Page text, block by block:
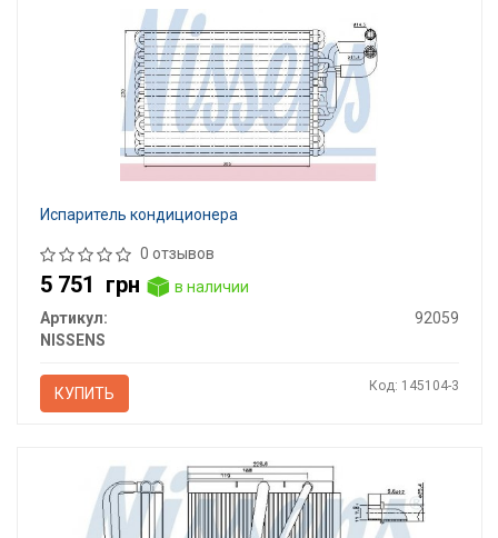
Испаритель кондиционера
0 отзывов
5 751 грн
в наличии
Артикул:
92059
NISSENS
КУПИТЬ Код: 145104-3